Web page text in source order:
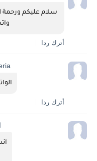
واتساب
أترك ردا
الواتساب
أترك ردا